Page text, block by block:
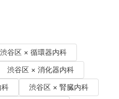
渋谷区 × 循環器内科
渋谷区 × 消化器内科
渋谷区 × 腎臓内科